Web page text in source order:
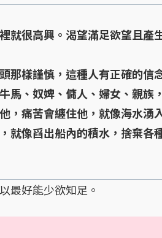
就很高興。渴望滿足欲望且產
樣謹慎，這種人有正確的信
馬、奴婢、傭人、婦女、親族
，痛苦會纏住他，就像海水湧
就像舀出船內的積水，捨棄各
好能少欲知足。